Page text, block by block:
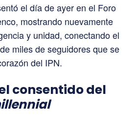
el día de ayer en el Foro
mostrando nuevamente
y unidad, conectando el
miles de seguidores que se
del IPN.
consentido del